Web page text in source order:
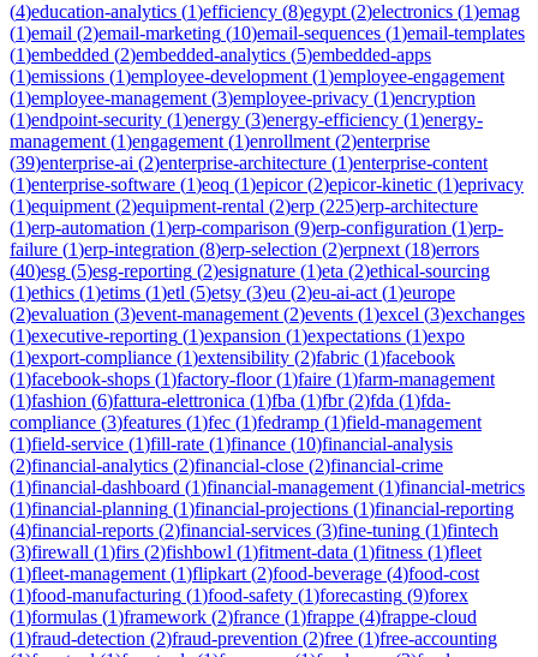
(4)education-analytics (1)efficiency (8)egypt (2)electronics (1)emag
(1)email (2)email-marketing (10)email-sequences (1)email-templates
(1)embedded (2)embedded-analytics (5)embedded-apps
(1)emissions (1)employee-development (1)employee-engagement
(1)employee-management (3)employee-privacy (1)encryption
(1)endpoint-security (1)energy (3)energy-efficiency (1)energy-
management (1)engagement (1)enrollment (2)enterprise
(39)enterprise-ai (2)enterprise-architecture (1)enterprise-content
(1)enterprise-software (1)eoq (1)epicor(2)epicor-kinetic (1)eprivacy
(1)equipment (2)equipment-rental (2)erp (225)erp-architecture
(1)erp-automation (1)erp-comparison (9)erp-configuration (1)erp-
failure (1)erp-integration (8)erp-selection (2)erpnext (18)errors
(40)esg (5)esg-reporting (2)esignature (1)eta (2)ethical-sourcing
(1)ethics (1)etims (1)etl (5)etsy (3)eu (2)eu-ai-act (1)europe
(2)evaluation (3)event-management (2)events (1)excel (3)exchanges
(1)executive-reporting (1)expansion (1)expectations (1)expo
(1)export-compliance (1)extensibility (2)fabric (1)facebook
(1)facebook-shops (1)factory-floor(1)faire (1)farm-management
(1)fashion (6)fattura-elettronica (1)fba (1)fbr(2)fda (1)fda-
compliance (3)features (1)fec (1)fedramp (1)field-management
(1)field-service (1)fill-rate (1)finance (10)financial-analysis
(2)financial-analytics (2)financial-close (2)financial-crime
(1)financial-dashboard (1)financial-management (1)financial-metrics
(1)financial-planning (1)financial-projections (1)financial-reporting
(4)financial-reports (2)financial-services (3)fine-tuning (1)fintech
(3)firewall (1)firs (2)fishbowl (1)fitment-data (1)fitness (1)fleet
(1)fleet-management (1)flipkart (2)food-beverage (4)food-cost
(1)food-manufacturing (1)food-safety (1)forecasting (9)forex
(1)formulas (1)framework (2)france (1)frappe (4)frappe-cloud
(1)fraud-detection (2)fraud-prevention (2)free (1)free-accounting